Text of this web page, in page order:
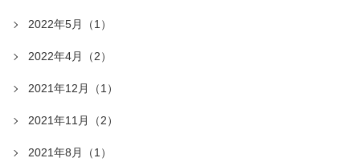
2022年5月（1）
2022年4月（2）
2021年12月（1）
2021年11月（2）
2021年8月（1）